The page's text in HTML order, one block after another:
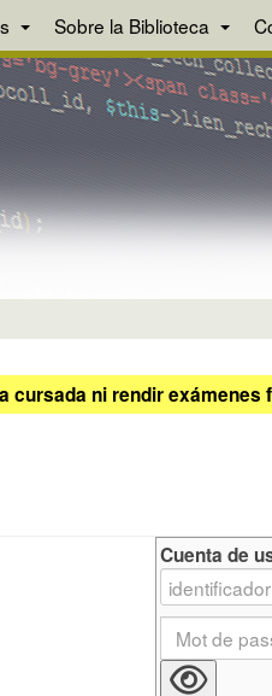
Sobre la Biblioteca
cursada ni rendir exámenes
Cuenta de